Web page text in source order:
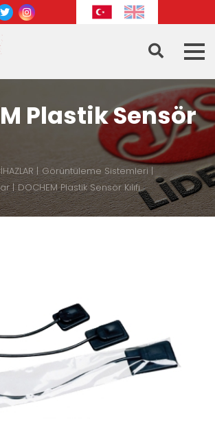
Plastik Sensör
Görüntüleme Sistemleri
DOCHEM Plastik Sensör Kılıfı